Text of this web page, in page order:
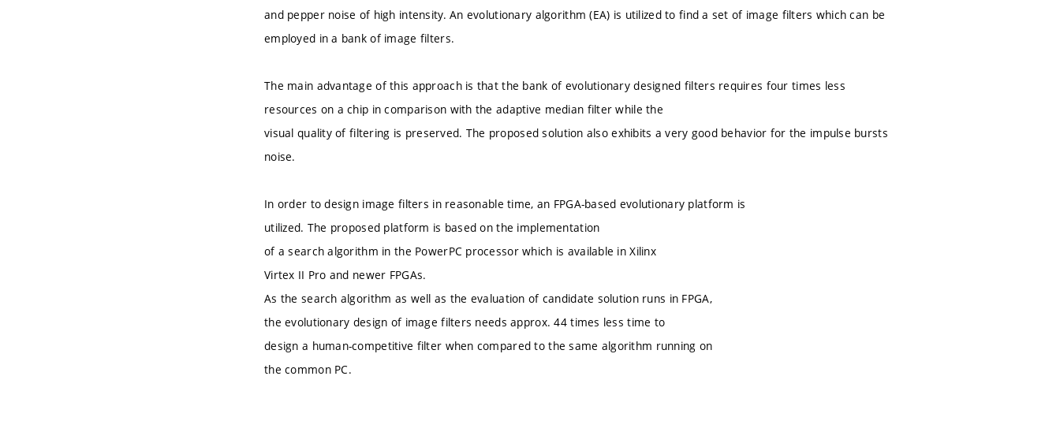
and pepper noise of high intensity. An evolutionary algorithm (EA) is utilized to find a set of image filters which can be
employed in a bank of image filters.
The main advantage of this approach is that the bank of evolutionary designed filters requires four times less
resources on a chip in comparison with the adaptive median filter while the
visual quality of filtering is preserved. The proposed solution also exhibits a very good behavior for the impulse bursts
noise.
In order to design image filters in reasonable time, an FPGA-based evolutionary platform is
utilized. The proposed platform is based on the implementation
of a search algorithm in the PowerPC processor which is available in Xilinx
Virtex II Pro and newer FPGAs.
As the search algorithm as well as the evaluation of candidate solution runs in FPGA,
the evolutionary design of image filters needs approx. 44 times less time to
design a human-competitive filter when compared to the same algorithm running on
the common PC.